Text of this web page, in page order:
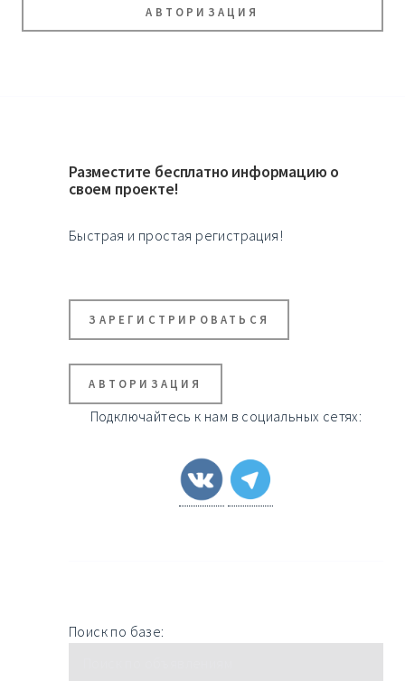
АВТОРИЗАЦИЯ
Разместите бесплатно информацию о
своем проекте!
Быстрая и простая регистрация!
ЗАРЕГИСТРИРОВАТЬСЯ
АВТОРИЗАЦИЯ
Подключайтесь к нам в социальных сетях:
Поиск по базе: